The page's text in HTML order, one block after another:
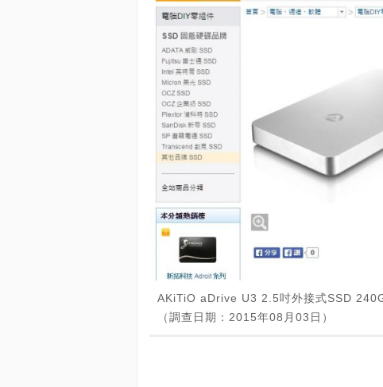
AKiTiO aDrive U3 2.5吋外接式SSD
（調查日期：2015年08月03日）